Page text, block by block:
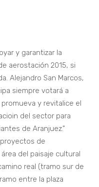
y garantizar la
aerostación 2015, si
Alejandro San Marcos,
siempre votará a
y revitalice el
del sector para
de Aranjuez.”
de
del paisaje cultural
real (tramo sur de
entre la plaza